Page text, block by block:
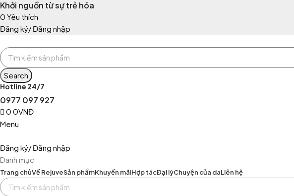
Khởi nguồn từ sự trẻ hóa
0 Yêu thích
Đăng ký/ Đăng nhập
Search
Hotline 24/7
0977 097 927
0 0VNĐ
Menu
Đăng ký/ Đăng nhập
Danh mục
Trang chủVề RejuveSản phẩmKhuyến mãiHợp tácĐại lýChuyện của daLiên hệ